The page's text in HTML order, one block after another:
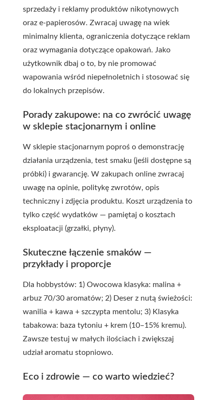
sprzedaży i reklamy produktów nikotynowych
oraz e-papierosów. Zwracaj uwagę na wiek
minimalny klienta, ograniczenia dotyczące reklam
oraz wymagania dotyczące opakowań. Jako
użytkownik dbaj o to, by nie promować
wapowania wśród niepełnoletnich i stosować się
do lokalnych przepisów.
Porady zakupowe: na co zwrócić uwagę
w sklepie stacjonarnym i online
W sklepie stacjonarnym poproś o demonstrację
działania urządzenia, test smaku (jeśli dostępne są
próbki) i gwarancję. W zakupach online zwracaj
uwagę na opinie, politykę zwrotów, opis
techniczny i zdjęcia produktu. Koszt urządzenia to
tylko część wydatków — pamiętaj o kosztach
eksploatacji (grzałki, płyny).
Skuteczne łączenie smaków —
przykłady i proporcje
Dla hobbystów: 1) Owocowa klasyka: malina +
arbuz 70/30 aromatów; 2) Deser z nutą świeżości:
wanilia + kawa + szczypta mentolu; 3) Klasyka
tabakowa: baza tytoniu + krem (10–15% kremu).
Zawsze testuj w małych ilościach i zwiększaj
udział aromatu stopniowo.
Eco i zdrowie — co warto wiedzieć?